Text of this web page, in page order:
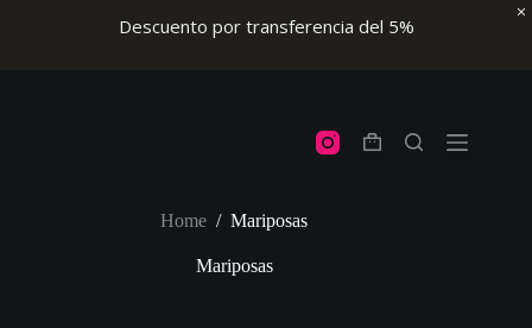
Descuento por transferencia del 5%
Shopping
Home / Mariposas
Mariposas